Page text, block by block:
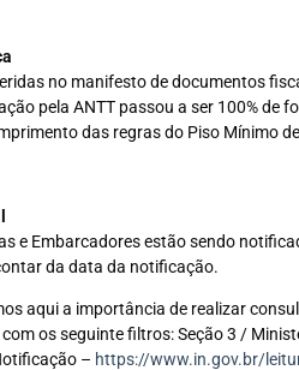
no manifesto de documentos
pela ANTT passou a ser 100% de
das regras do Piso Mínimo
e Embarcadores estão sendo
da data da notificação.
aqui a importância de realizar
os seguinte filtros: Seção 3 /
– https://www.in.gov.br/